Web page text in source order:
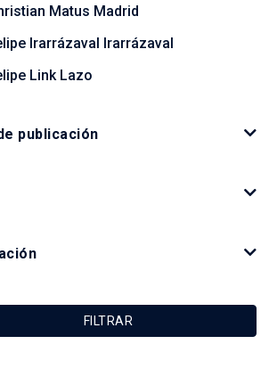
Matus Madrid
Irarrázaval Irarrázaval
Link Lazo
Salazar Preece
publicación
FILTRAR